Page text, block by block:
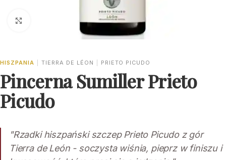
Click to enlarge
HISZPANIA TIERRA DE LÉON PRIETO PICUDO
Pincerna Sumiller Prieto
Picudo
"Rzadki hiszpański szczep Prieto Picudo z gór
Tierra de León - soczysta wiśnia, pieprz w finiszu i